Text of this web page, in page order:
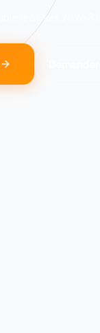
6 mars 2026